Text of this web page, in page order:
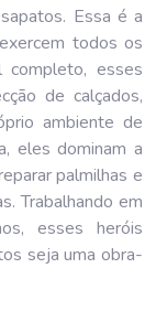
Essa é a
todos os
completo, esses
de calçados,
ambiente de
eles dominam a
palmilhas e
Trabalhando em
esses heróis
seja uma obra-